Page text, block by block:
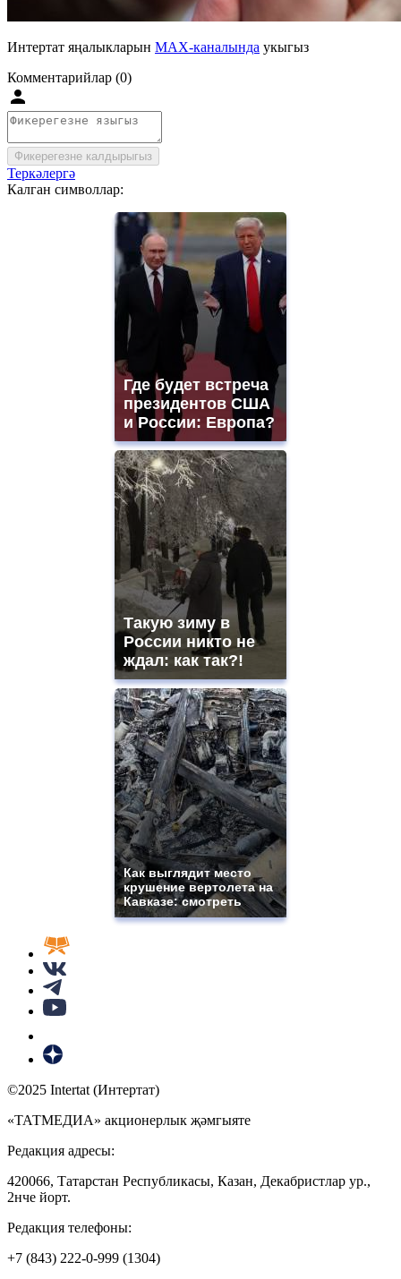
Интертат яңалыкларын MAX-каналында укыгыз
Комментарийлар (0)
Фикерегезне калдырыгыз
Теркәлергә
Калган символлар:
Где будет встреча
президентов США
и России: Европа?
Такую зиму в
России никто не
ждал: как так?!
Как выглядит место
крушение вертолета на
Кавказе: смотреть
©2025 Intertat (Интертат)
«ТАТМЕДИА» акционерлык җәмгыяте
Редакция адресы:
420066, Татарстан Республикасы, Казан, Декабристлар ур.,
2нче йорт.
Редакция телефоны:
+7 (843) 222-0-999 (1304)